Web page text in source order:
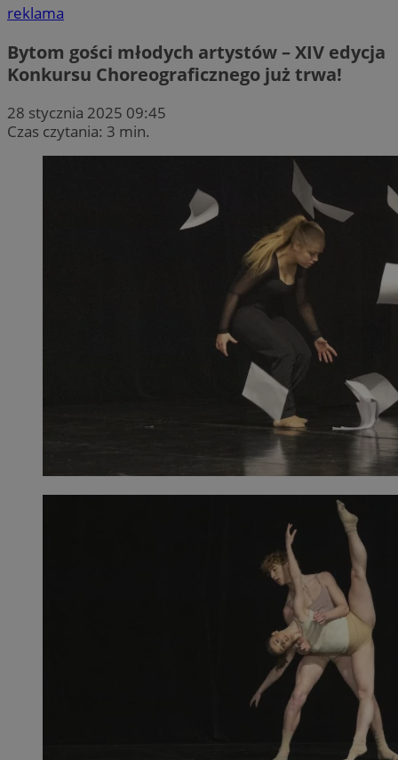
reklama
Bytom gości młodych artystów – XIV edycja
Konkursu Choreograficznego już trwa!
28 stycznia 2025 09:45
Czas czytania: 3 min.